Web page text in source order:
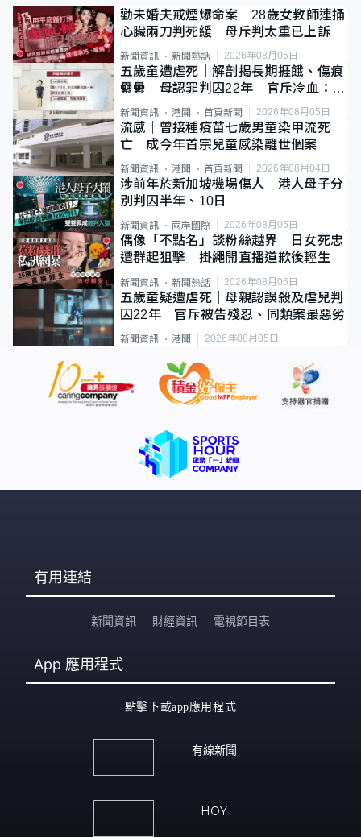
勸未婚夫戒煙爆命案 28歲女教師連捅
心臟兩刀判死緩 母斥判太重已上訴
新聞資訊 新聞熱話 2026年08月05日
五歲童遭虐死｜解剖揭長期捱餓、傷痕
纍纍 母認罪判囚22年 官斥冷血：同
類案最惡劣
新聞資訊 港聞 首頁新聞 2026年08月05日
流感｜曾接種疫苗七歲男童染甲流死
亡 成今年首宗兒童感染離世個案
新聞資訊 港聞 首頁新聞 2026年08月04日
涉前年於新加坡機場傷人 港人母子分
別判囚半年、10日
新聞資訊 兩岸國際 2026年08月05日
偶像「不點名」談粉絲越界 日女死忠
遭群起狙擊 掛繩開直播道歉後輕生
新聞資訊 新聞熱話 2026年08月06日
五歲童疑遭虐死｜母親認誤殺及虐兒判
囚22年 官斥被告殘忍、同類案最惡劣
新聞資訊 港聞 2026年08月05日
有用連結
新聞資訊 財經資訊 電視節目表
App 應用程式
點擊下載app應用程式
有線新聞
HOY